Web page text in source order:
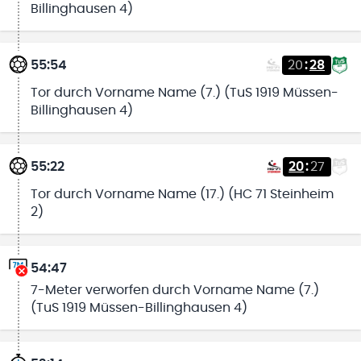
Billinghausen 4)
55:54 20:28
Tor durch Vorname Name (7.) (TuS 1919 Müssen-
Billinghausen 4)
55:22 20:27
Tor durch Vorname Name (17.) (HC 71 Steinheim
2)
54:47
7-Meter verworfen durch Vorname Name (7.)
(TuS 1919 Müssen-Billinghausen 4)